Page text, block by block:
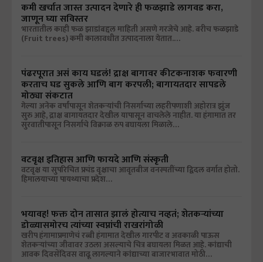
कमी खर्चात जास्त उत्पादन देणारे ही फळझाडे लागवड करा,
जाणून घ्या सविस्तर
भारतातील काही फळ झाडांबद्दल माहिती असणे गरजेचे आहे. बरीच फळझाडे
(Fruit trees) कमी कालावधीत उत्पादनाला येतात.…
पंढरपूरात असं काय घडलं! द्राक्ष बागावर कीटकनाशक फवारणी
करताच घड सुकले आणि बाग करपली; बागायतदार सापडले
मोठ्या संकटात
गेल्या अनेक वर्षांपासून शेतकऱ्यांची निसर्गाच्या लहरीपणाशी अहोरात्र झुंज
सुरु आहे, द्राक्ष बागायतदार देखील यापासून वाचलेले नाहीत. या हंगामात तर
सुरवातीपासून निसर्गाचे विक्राळ रुप बघायला मिळाले…
वटवृक्ष इतिहास आणि फायदे आणि संस्कृती
वटवृक्ष या सुपरिचित प्रचंड वृक्षाचा आवृतबीज वनस्पतींच्या द्विदल वर्गात होतो.
हिमालयाच्या पायथ्याचा प्रदेश…
भयावह! फक्त दोन तासात झालं होत्याच नव्हतं; शेतकऱ्यांच्या
डोळ्यासमोरच त्यांच्या स्वप्नांची राखरांगोळी
खरीप हंगामाप्रमाणेचं रब्बी हंगामात देखील गारपीट व अवकाळी पाऊस
शेतकऱ्यांच्या जीवावर उठला असल्याचे चित्र बघायला मिळत आहे. कांद्याची
आवक दिवसेंदिवस वाढू लागल्याने कांद्याच्या बाजारभावात मोठी…